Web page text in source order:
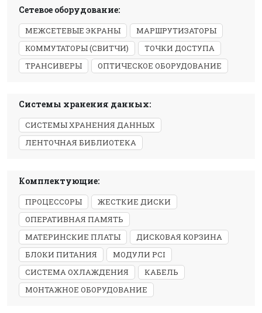
Сетевое оборудование:
МЕЖСЕТЕВЫЕ ЭКРАНЫ
МАРШРУТИЗАТОРЫ
КОММУТАТОРЫ (СВИТЧИ)
ТОЧКИ ДОСТУПА
ТРАНСИВЕРЫ
ОПТИЧЕСКОЕ ОБОРУДОВАНИЕ
Системы хранения данных:
СИСТЕМЫ ХРАНЕНИЯ ДАННЫХ
ЛЕНТОЧНАЯ БИБЛИОТЕКА
Комплектующие:
ПРОЦЕССОРЫ
ЖЕСТКИЕ ДИСКИ
ОПЕРАТИВНАЯ ПАМЯТЬ
МАТЕРИНСКИЕ ПЛАТЫ
ДИСКОВАЯ КОРЗИНА
БЛОКИ ПИТАНИЯ
МОДУЛИ PCI
СИСТЕМА ОХЛАЖДЕНИЯ
КАБЕЛЬ
МОНТАЖНОЕ ОБОРУДОВАНИЕ